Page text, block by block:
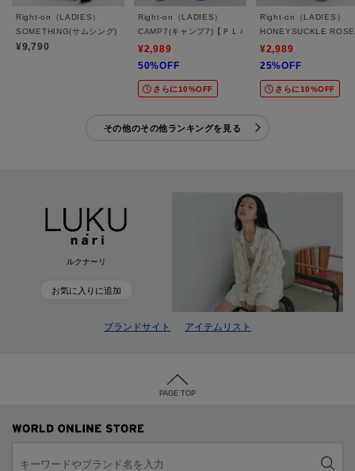
Right-on（LADIES）
SOMETHING(サムシング)【レディース】デニムフレアスカート
¥9,790
Right-on（LADIES）
CAMP7(キャンプ7)【ＰＬＡＹ ＰRＯＯＦ】サスペン
¥2,989
50%OFF
さらに10%OFF
Right-on（LADIES）
HONEYSUCKLE
¥2,989
25%OFF
さらに10%OFF
その他のその他ランキングを見る
ルクナーリ
お気に入りに追加
ブランドサイト アイテムリスト
PAGE TOP